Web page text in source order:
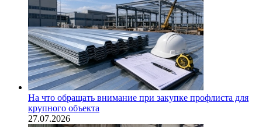
На что обращать внимание при закупке профлиста для
крупного объекта
27.07.2026